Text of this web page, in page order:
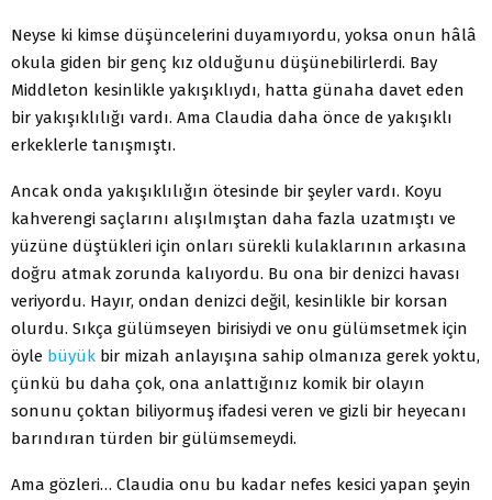
Neyse ki kimse düşüncelerini duyamıyordu, yoksa onun hâlâ
okula giden bir genç kız olduğunu düşünebilirlerdi. Bay
Middleton kesinlikle yakışıklıydı, hatta günaha davet eden
bir yakışıklılığı vardı. Ama Claudia daha önce de yakışıklı
erkeklerle tanışmıştı.
Ancak onda yakışıklılığın ötesinde bir şeyler vardı. Koyu
kahverengi saçlarını alışılmıştan daha fazla uzatmıştı ve
yüzüne düştükleri için onları sürekli kulaklarının arkasına
doğru atmak zorunda kalıyordu. Bu ona bir denizci havası
veriyordu. Hayır, ondan denizci değil, kesinlikle bir korsan
olurdu. Sıkça gülümseyen birisiydi ve onu gülümsetmek için
öyle büyük bir mizah anlayışına sahip olmanıza gerek yoktu,
çünkü bu daha çok, ona anlattığınız komik bir olayın
sonunu çoktan biliyormuş ifadesi veren ve gizli bir heyecanı
barındıran türden bir gülümsemeydi.
Ama gözleri… Claudia onu bu kadar nefes kesici yapan şeyin